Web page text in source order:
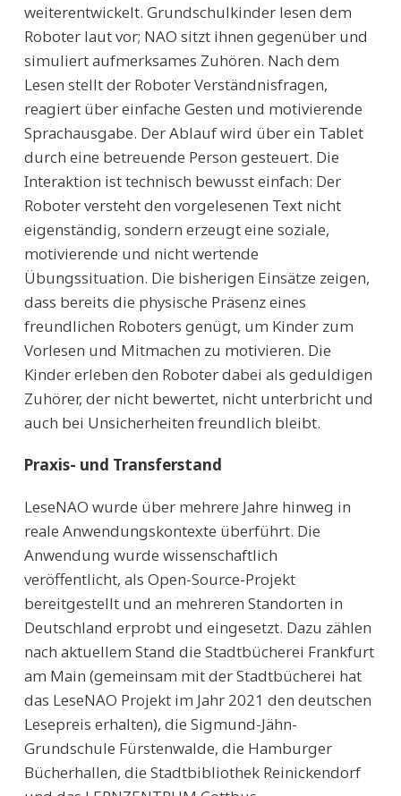
weiterentwickelt. Grundschulkinder lesen dem
Roboter laut vor; NAO sitzt ihnen gegenüber und
simuliert aufmerksames Zuhören. Nach dem
Lesen stellt der Roboter Verständnisfragen,
reagiert über einfache Gesten und motivierende
Sprachausgabe. Der Ablauf wird über ein Tablet
durch eine betreuende Person gesteuert. Die
Interaktion ist technisch bewusst einfach: Der
Roboter versteht den vorgelesenen Text nicht
eigenständig, sondern erzeugt eine soziale,
motivierende und nicht wertende
Übungssituation. Die bisherigen Einsätze zeigen,
dass bereits die physische Präsenz eines
freundlichen Roboters genügt, um Kinder zum
Vorlesen und Mitmachen zu motivieren. Die
Kinder erleben den Roboter dabei als geduldigen
Zuhörer, der nicht bewertet, nicht unterbricht und
auch bei Unsicherheiten freundlich bleibt.
Praxis- und Transferstand
LeseNAO wurde über mehrere Jahre hinweg in
reale Anwendungskontexte überführt. Die
Anwendung wurde wissenschaftlich
veröffentlicht, als Open-Source-Projekt
bereitgestellt und an mehreren Standorten in
Deutschland erprobt und eingesetzt. Dazu zählen
nach aktuellem Stand die Stadtbücherei Frankfurt
am Main (gemeinsam mit der Stadtbücherei hat
das LeseNAO Projekt im Jahr 2021 den deutschen
Lesepreis erhalten), die Sigmund-Jähn-
Grundschule Fürstenwalde, die Hamburger
Bücherhallen, die Stadtbibliothek Reinickendorf